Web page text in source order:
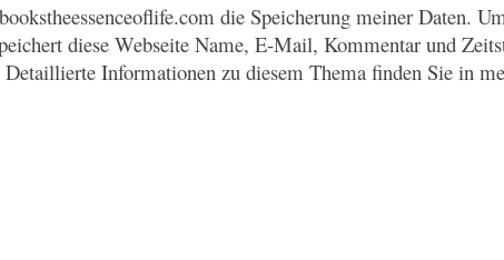
die Speicherung meiner Daten.
diese Webseite Name, E-Mail, Kommentar und
Detaillierte Informationen zu diesem Thema finden Sie in